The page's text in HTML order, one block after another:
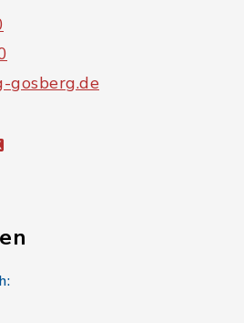
gosberg.de
X